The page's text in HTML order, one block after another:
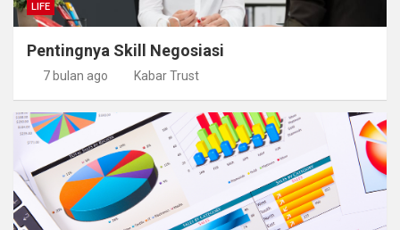
LIFE
Pentingnya Skill Negosiasi
7 bulan ago Kabar Trust